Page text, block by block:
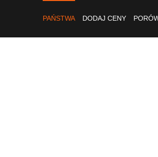
PAŃSTWA DODAJ CENY